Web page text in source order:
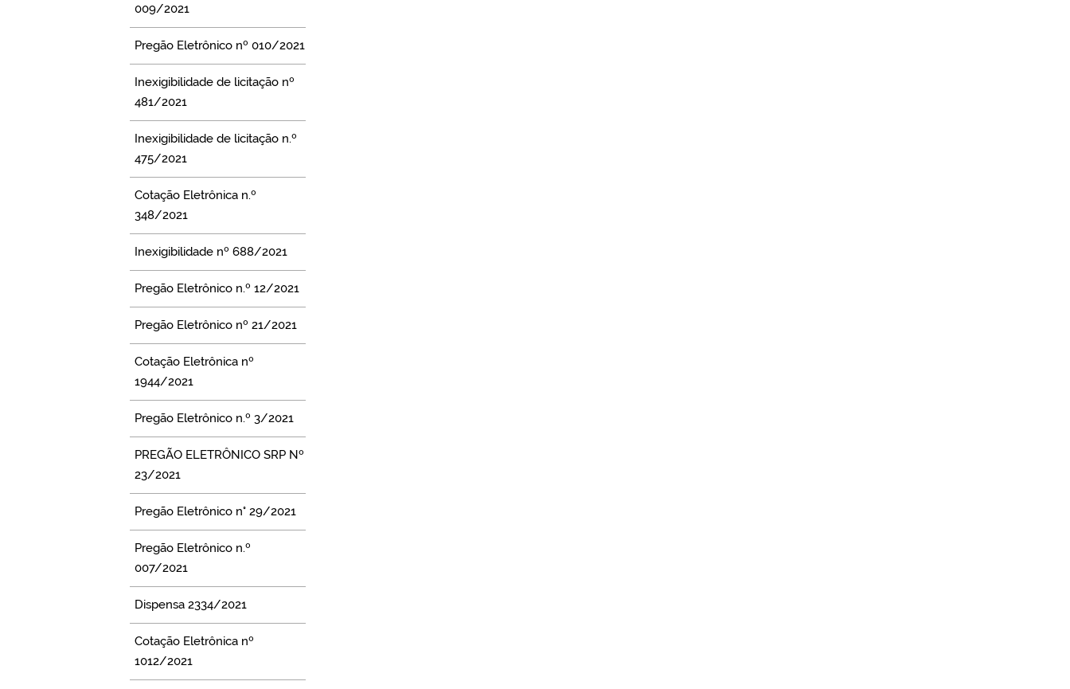
009/2021
Pregão Eletrônico nº 010/2021
Inexigibilidade de licitação nº
481/2021
Inexigibilidade de licitação n.º
475/2021
Cotação Eletrônica n.º
348/2021
Inexigibilidade nº 688/2021
Pregão Eletrônico n.º 12/2021
Pregão Eletrônico nº 21/2021
Cotação Eletrônica nº
1944/2021
Pregão Eletrônico n.º 3/2021
PREGÃO ELETRÔNICO SRP Nº
23/2021
Pregão Eletrônico n° 29/2021
Pregão Eletrônico n.º
007/2021
Dispensa 2334/2021
Cotação Eletrônica nº
1012/2021